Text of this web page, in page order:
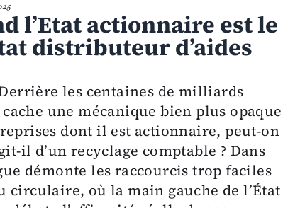
l’Etat actionnaire est le
distributeur d’aides
les centaines de milliards
une mécanique bien plus opaque
dont il est actionnaire, peut-on
il d’un recyclage comptable ? Dans
démonte les raccourcis trop faciles
où la main gauche de l’État